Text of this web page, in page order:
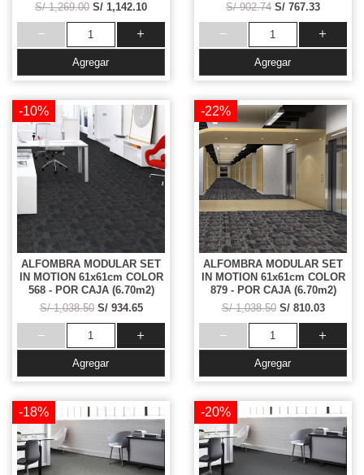
S/ 1,269.00 S/ 1,142.10
Agregar
S/ 902.74 S/ 767.33
Agregar
-10%
ALFOMBRA MODULAR SET
IN MOTION 61x61cm COLOR
568 - POR CAJA (6.70m2)
S/ 1,038.50 S/ 934.65
Agregar
-22%
ALFOMBRA MODULAR SET
IN MOTION 61x61cm COLOR
879 - POR CAJA (6.70m2)
S/ 1,038.50 S/ 810.03
Agregar
-18% -20%